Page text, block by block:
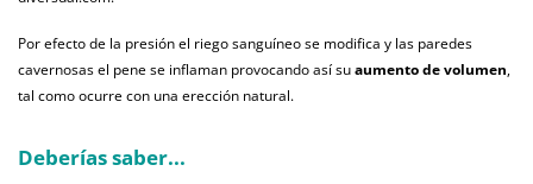
Por efecto de la presión el riego sanguíneo se modifica y las paredes
cavernosas el pene se inflaman provocando así suaumento de volumen,
tal como ocurre con una erección natural.
Deberías saber...